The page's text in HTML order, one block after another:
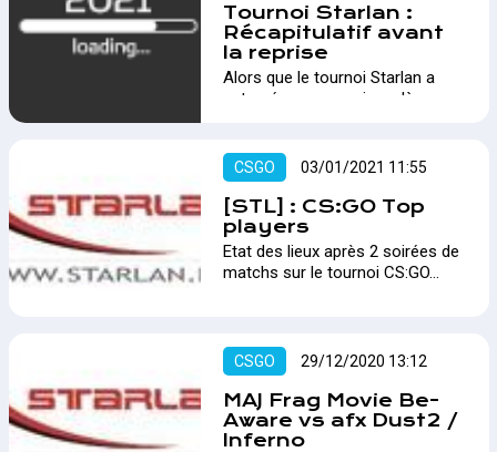
Tournoi Starlan :
Récapitulatif avant
la reprise
Alors que le tournoi Starlan a
entamé une pause jusqu'à ce
marquants. Espérons une reprise
ce soir toute aussi riche.…
CSGO 03/01/2021 11:55
[STL] : CS:GO Top
players
Etat des lieux après 2 soirées de
matchs sur le tournoi CS:GO…
CSGO 29/12/2020 13:12
MAJ Frag Movie Be-
Aware vs afx Dust2 /
Inferno